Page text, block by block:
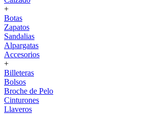
+
Botas
Zapatos
Sandalias
Alpargatas
Accesorios
+
Billeteras
Bolsos
Broche de Pelo
Cinturones
Llaveros